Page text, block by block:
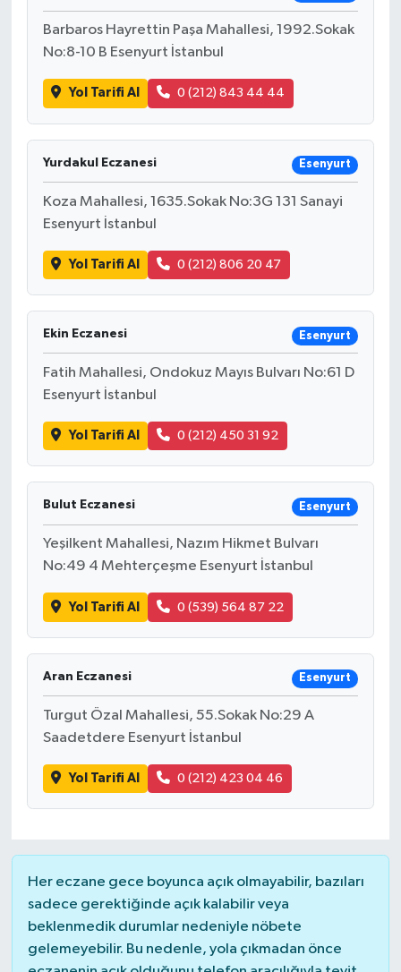
Barbaros Hayrettin Paşa Mahallesi, 1992.Sokak
No:8-10 B Esenyurt İstanbul
Yol Tarifi Al 0 (212) 843 44 44
Yurdakul Eczanesi Esenyurt
Koza Mahallesi, 1635.Sokak No:3G 131 Sanayi
Esenyurt İstanbul
Yol Tarifi Al 0 (212) 806 20 47
Ekin Eczanesi Esenyurt
Fatih Mahallesi, Ondokuz Mayıs Bulvarı No:61 D
Esenyurt İstanbul
Yol Tarifi Al 0 (212) 450 31 92
Bulut Eczanesi Esenyurt
Yeşilkent Mahallesi, Nazım Hikmet Bulvarı
No:49 4 Mehterçeşme Esenyurt İstanbul
Yol Tarifi Al 0 (539) 564 87 22
Aran Eczanesi Esenyurt
Turgut Özal Mahallesi, 55.Sokak No:29 A
Saadetdere Esenyurt İstanbul
Yol Tarifi Al 0 (212) 423 04 46
Her eczane gece boyunca açık olmayabilir, bazıları
sadece gerektiğinde açık kalabilir veya
beklenmedik durumlar nedeniyle nöbete
gelemeyebilir. Bu nedenle, yola çıkmadan önce